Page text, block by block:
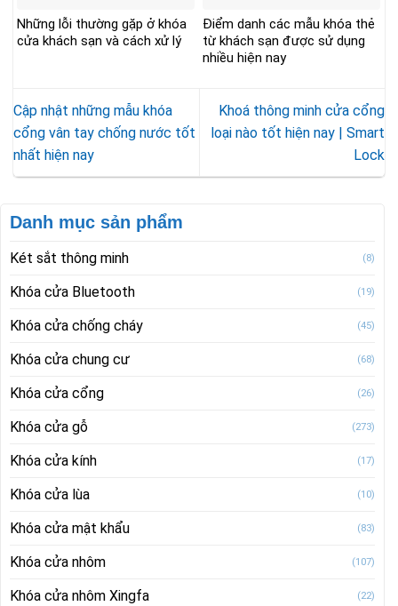
Những lỗi thường gặp ở khóa
cửa khách sạn và cách xử lý
Điểm danh các mẫu khóa thẻ
từ khách sạn được sử dụng
nhiều hiện nay
Cập nhật những mẫu khóa
cổng vân tay chống nước tốt
nhất hiện nay
Khoá thông minh cửa cổng
loại nào tốt hiện nay | Smart
Lock
Danh mục sản phẩm
Két sắt thông minh (8)
Khóa cửa Bluetooth (19)
Khóa cửa chống cháy (45)
Khóa cửa chung cư (68)
Khóa cửa cổng (26)
Khóa cửa gỗ (273)
Khóa cửa kính (17)
Khóa cửa lùa (10)
Khóa cửa mật khẩu (83)
Khóa cửa nhôm (107)
Khóa cửa nhôm Xingfa (22)